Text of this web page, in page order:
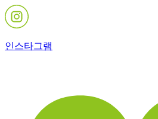
인스타그램